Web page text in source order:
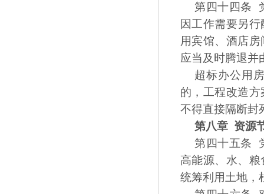
第四十四条
因工作需要另
用宾馆、酒店
应当及时腾退并
超标办公用
的，工程改造
不得直接隔断封
第八章 资源
第四十五条
高能源、水、
统筹利用土地，